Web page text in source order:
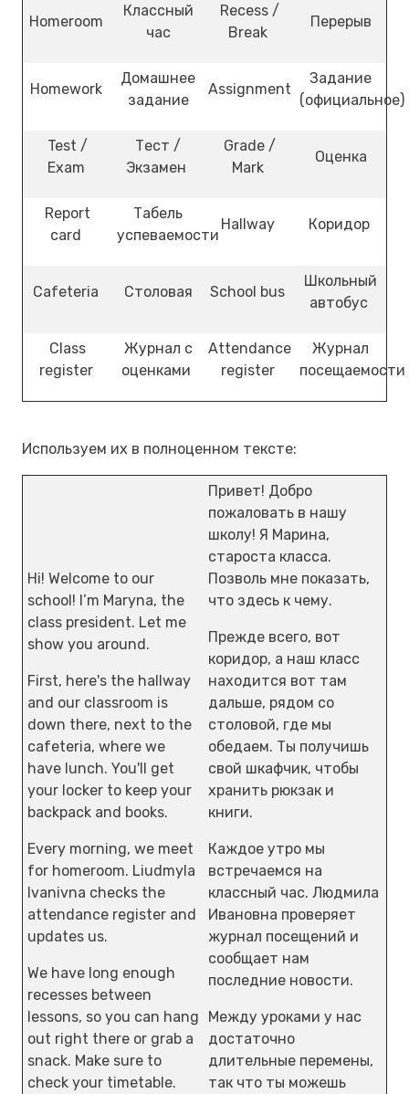
Homeroom
Классный
час
Recess /
Break
Перерыв
Homework
Домашнее
задание
Assignment
Задание
(официальное)
Test /
Exam
Тест /
Экзамен
Grade /
Mark
Оценка
Report
card
Табель
успеваемости
Hallway Коридор
Cafeteria Столовая School bus
Школьный
автобус
Class
register
Журнал с
оценками
Attendance
register
Журнал
посещаемости
Используем их в полноценном тексте:
Hi! Welcome to our
school! I’m Maryna, the
class president. Let me
show you around.
First, here's the hallway
and our classroom is
down there, next to the
cafeteria, where we
have lunch. You'll get
your locker to keep your
backpack and books.
Every morning, we meet
for homeroom. Liudmyla
Ivanivna checks the
attendance register and
updates us.
We have long enough
recesses between
lessons, so you can hang
out right there or grab a
snack. Make sure to
check your timetable.
Привет! Добро
пожаловать в нашу
школу! Я Марина,
староста класса.
Позволь мне показать,
что здесь к чему.
Прежде всего, вот
коридор, а наш класс
находится вот там
дальше, рядом со
столовой, где мы
обедаем. Ты получишь
свой шкафчик, чтобы
хранить рюкзак и
книги.
Каждое утро мы
встречаемся на
классный час. Людмила
Ивановна проверяет
журнал посещений и
сообщает нам
последние новости.
Между уроками у нас
достаточно
длительные перемены,
так что ты можешь